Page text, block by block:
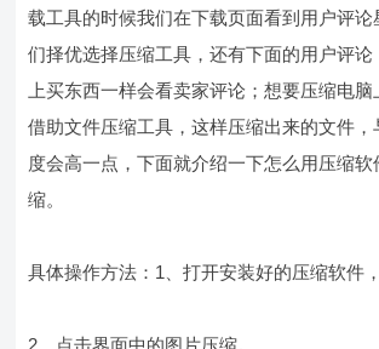
载工具的时候我们在下载页面看到用户评
们择优选择压缩工具，还有下面的用户评论
上买东西一样会看卖家评论；想要压缩电
借助文件压缩工具，这样压缩出来的文件
度会高一点，下面就介绍一下怎么用压缩
缩。
具体操作方法：1、打开安装好的压缩软件
2、点击界面中的图片压缩。